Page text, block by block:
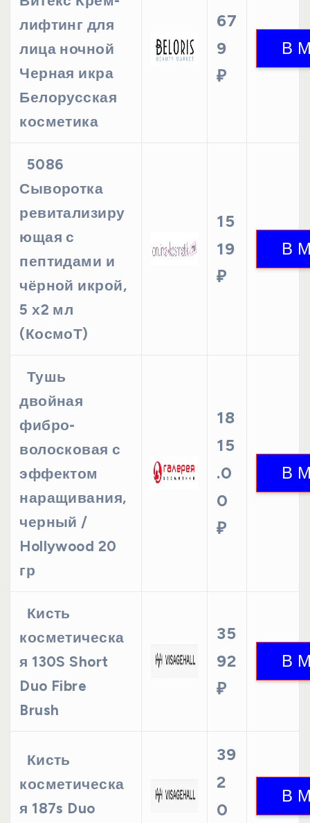
лифтинг для
лица ночной
Черная икра
Белорусская
косметика
67
9
₽
5086
Сыворотка
ревитализиру
ющая с
пептидами и
чёрной икрой,
5 х2 мл
(КосмоТ)
15
19
₽
Тушь
двойная
фибро-
волосковая с
эффектом
наращивания,
черный /
Hollywood 20
гр
18
15
.0
0
₽
Кисть
косметическа
я 130S Short
Duo Fibre
Brush
35
92
₽
Кисть
косметическа
я 187s Duo
39
2
0